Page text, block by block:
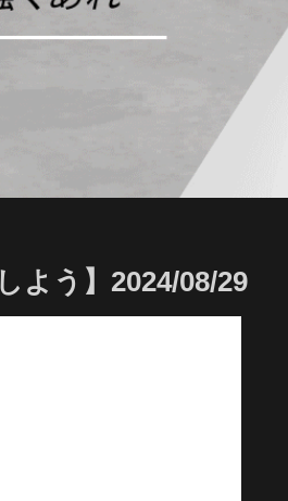
よう】2024/08/29